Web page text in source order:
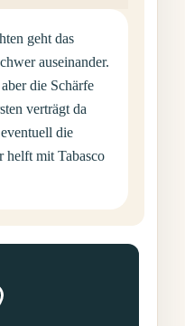
geht das
auseinander.
die Schärfe
verträgt da
die
helft mit Tabasco